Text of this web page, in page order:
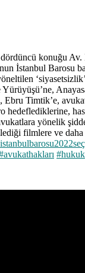
dördüncü konuğu
İstanbul Barosu
Ebru Timtik’e,
hedeflediklerine,
yönelik
filmlere ve